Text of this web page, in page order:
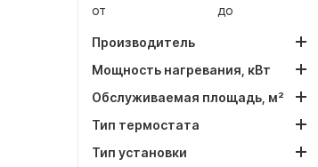
от до
Производитель
Мощность нагревания, кВт
Обслуживаемая площадь, м²
Тип термостата
Тип установки